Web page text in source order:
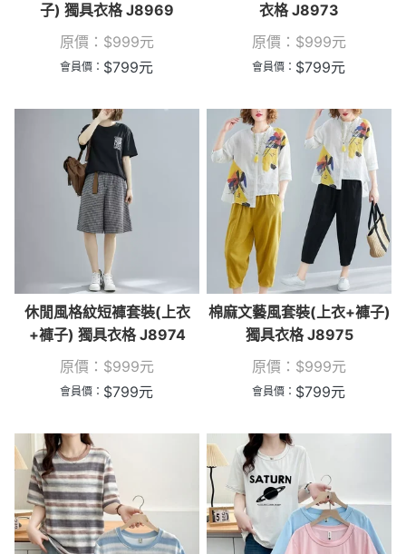
子) 獨具衣格 J8969
原價： $999元
會員價： $799元
衣格 J8973
原價： $999元
會員價： $799元
休閒風格紋短褲套裝(上衣
+褲子) 獨具衣格 J8974
原價： $999元
會員價： $799元
棉麻文藝風套裝(上衣+褲子)
獨具衣格 J8975
原價： $999元
會員價： $799元